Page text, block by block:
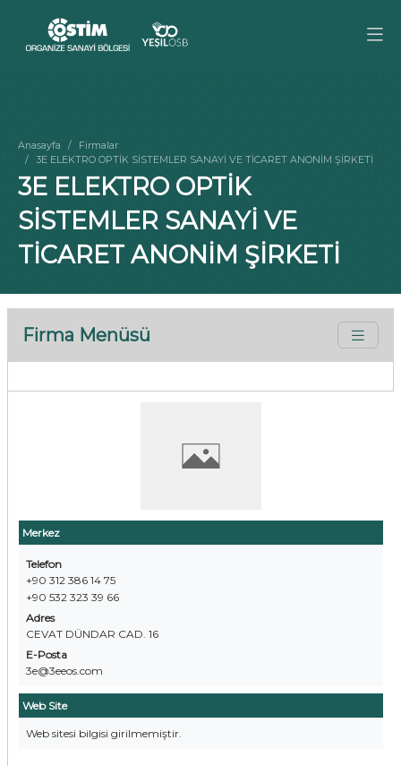
Anasayfa
Firmalar
3E ELEKTRO OPTİK SİSTEMLER SANAYİ VE TİCARET ANONİM ŞİRKETİ
3E ELEKTRO OPTİK
SİSTEMLER SANAYİ VE
TİCARET ANONİM ŞİRKETİ
Firma Menüsü
Merkez
Telefon
+90 312 386 14 75
+90 532 323 39 66
Adres
CEVAT DÜNDAR CAD. 16
E-Posta
3e@3eeos.com
Web Site
Web sitesi bilgisi girilmemiştir.